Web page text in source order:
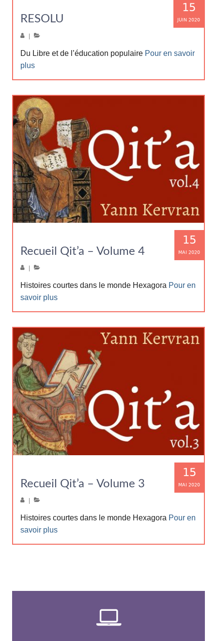
15
JUIN 2020
RESOLU
|
Du Libre et de l’éducation populaire Pour en savoir
plus
15
MAI 2020
Recueil Qit’a – Volume 4
Histoires courtes dans le monde Hexagora Pour en
savoir plus
15
MAI 2020
Recueil Qit’a – Volume 3
Histoires courtes dans le monde Hexagora Pour en
savoir plus